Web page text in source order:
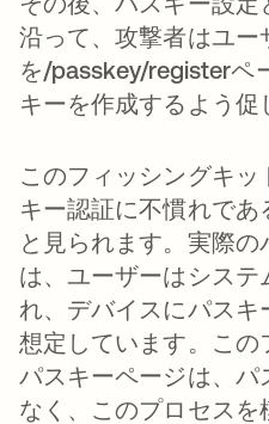
沿って、攻撃者はユー
を/passkey/registerペ
キーを作成するよう促
このフィッシングキ
キー認証に不慣れで
と見られます。実際
は、ユーザーはシステ
れ、デバイスにパス
想定しています。こ
パスキーページは、パ
なく、このプロセス